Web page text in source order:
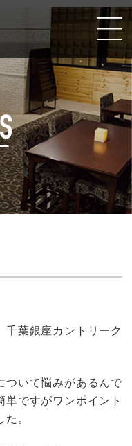
Bar ALLIN ONE #千葉銀座CC
千葉銀座カントリーク
ついて悩みがあるんで
ですがワンポイント
。